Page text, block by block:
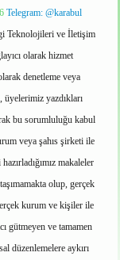
Telegram: @karabul
Teknolojileri ve İletişim
olarak hizmet
denetleme veya
yazdıkları
bu sorumluluğu kabul
veya şahıs şirketi ile
makaleler
olup, gerçek
kurum ve kişiler ile
gütmeyen ve tamamen
düzenlemelere aykırı